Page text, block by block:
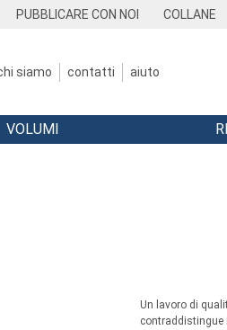
PUBBLICARE CON NOI COLLANE
siamo contatti aiuto
VOLUMI
Un lavoro di
contraddistingue